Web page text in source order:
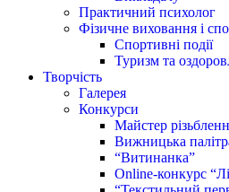
Практичний психолог
Фізичне виховання і
Спортивні події
Туризм та
Творчість
Галерея
Конкурси
Майстер
Вижницька
“Витинанка”
Online-конкурс